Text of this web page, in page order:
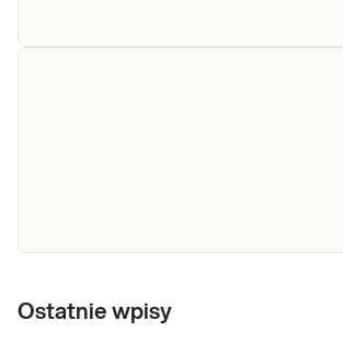
cienkowarstwowa
Ostatnie wpisy